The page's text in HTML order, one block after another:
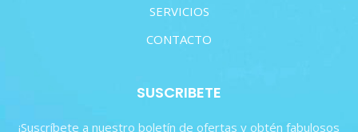
SERVICIOS
CONTACTO
SUSCRIBETE
¡Suscríbete a nuestro boletín de ofertas y obtén fabulosos